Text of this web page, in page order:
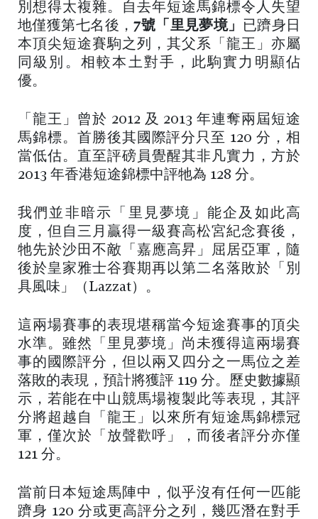
別想得太複雜。自去年短途馬錦標令人失望
地僅獲第七名後，7號「里見夢境」
已躋身日
本頂尖短途賽駒之列，其父系「龍王」亦屬
同級別。相較本土對手，此駒實力明顯佔
優。
「龍王」曾於 2012 及 2013 年連奪兩屆短途
馬錦標。首勝後其國際評分只至 120 分，相
當低估。直至評磅員覺醒其非凡實力，方於
2013 年香港短途錦標中評牠為 128 分。
我們並非暗示「里見夢境」能企及如此高
度，但自三月贏得一級賽高松宮紀念賽後，
牠先於沙田不敵「嘉應高昇」屈居亞軍，隨
後於皇家雅士谷賽期再以第二名落敗於「別
具風味」（Lazzat）。
這兩場賽事的表現堪稱當今短途賽事的頂尖
水準。雖然「里見夢境」尚未獲得這兩場賽
事的國際評分，但以兩又四分之一馬位之差
落敗的表現，預計將獲評 119 分。歷史數據顯
示，若能在中山競馬場複製此等表現，其評
分將超越自「龍王」以來所有短途馬錦標冠
軍，僅次於「放聲歡呼」，而後者評分亦僅
121 分。
當前日本短途馬陣中，似乎沒有任何一匹能
躋身 120 分或更高評分之列，幾匹潛在對手